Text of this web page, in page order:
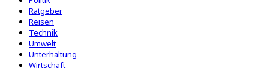
Ratgeber
Reisen
Technik
Umwelt
Unterhaltung
Wirtschaft